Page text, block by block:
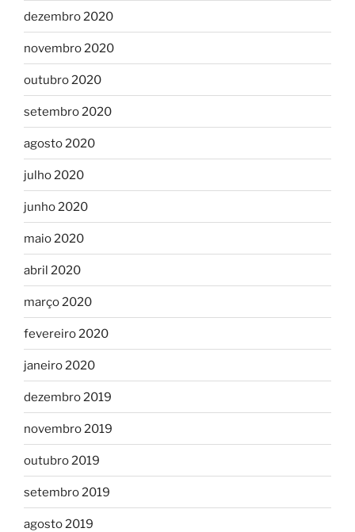
dezembro 2020
novembro 2020
outubro 2020
setembro 2020
agosto 2020
julho 2020
junho 2020
maio 2020
abril 2020
março 2020
fevereiro 2020
janeiro 2020
dezembro 2019
novembro 2019
outubro 2019
setembro 2019
agosto 2019